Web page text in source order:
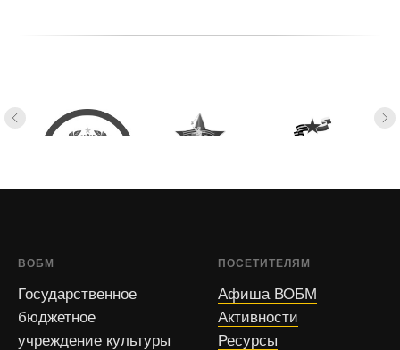
ВОБМ
Государственное
бюджетное
учреждение культуры
ПОСЕТИТЕЛЯМ
Афиша ВОБМ
Активности
Ресурсы